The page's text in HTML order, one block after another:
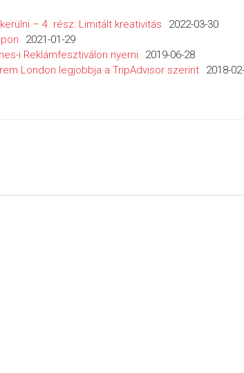
– 4. rész: Limitált kreativitás
2022-03-30
2021-01-29
i Reklámfesztiválon nyerni
2019-06-28
London legjobbja a TripAdvisor szerint
2018-